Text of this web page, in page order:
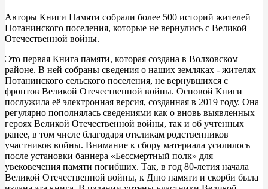
Авторы Книги Памяти собрали более 500 историй жителей
Потанинского поселения, которые не вернулись с Великой
Отечественной войны.
Это первая Книга памяти, которая создана в Волховском
районе. В ней собраны сведения о наших земляках - жителях
Потанинского сельского поселения, не вернувшихся с
фронтов Великой Отечественной войны. Основой Книги
послужила её электронная версия, созданная в 2019 году. Она
регулярно пополнялась сведениями как о вновь выявленных
героях Великой Отечественной войны, так и об учтенных
ранее, в том числе благодаря откликам родственников
участников войны. Внимание к сбору материала усилилось
после установки баннера «Бессмертный полк» для
увековечения памяти погибших. Так, в год 80-летия начала
Великой Отечественной войны, к Дню памяти и скорби была